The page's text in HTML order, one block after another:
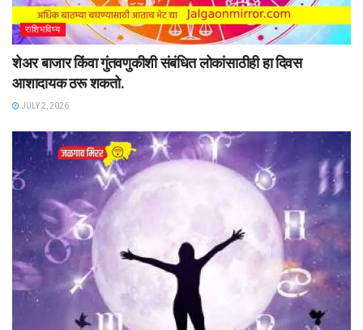
राशिभविष्य
शेअर बाजार किंवा गुंतवणुकीशी संबंधित लोकांसाठीही हा दिवस
आशादायक ठरू शकतो.
JULY 2, 2026